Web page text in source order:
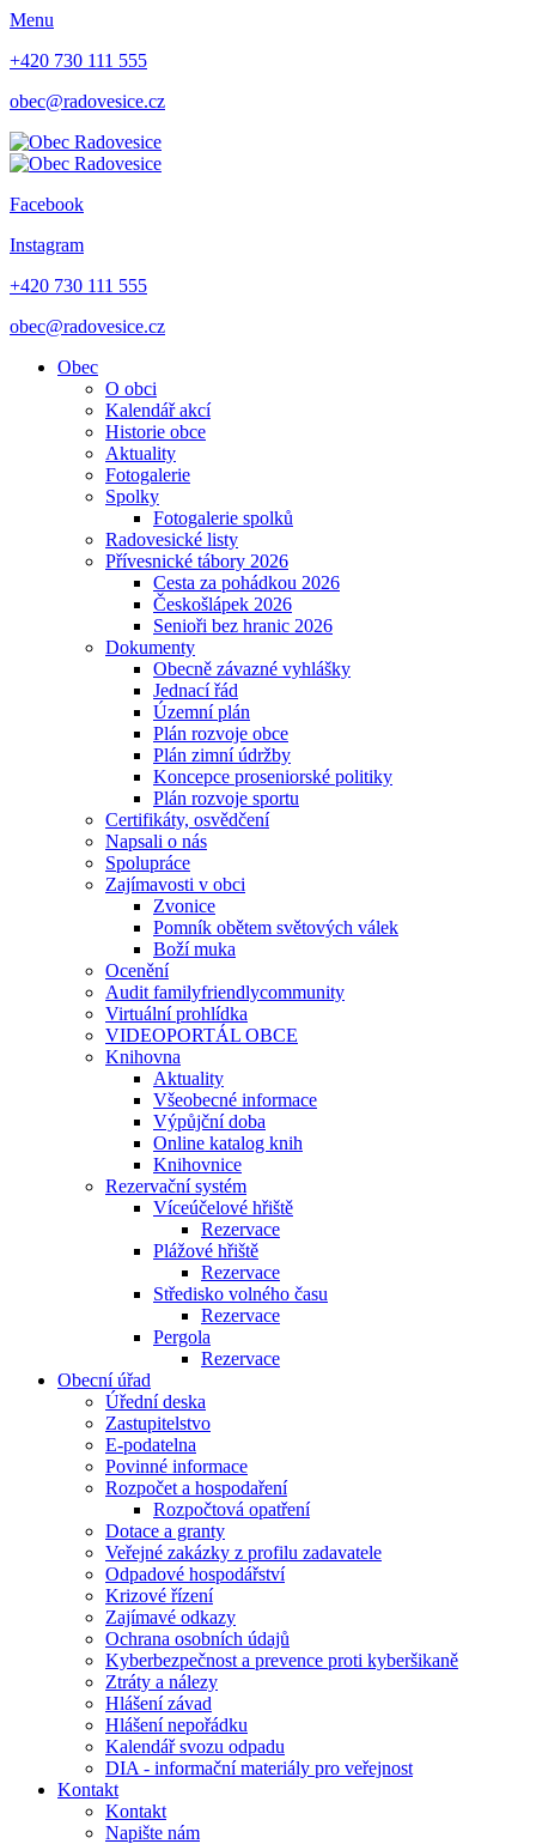
Menu
+420 730 111 555
obec@radovesice.cz
Facebook
Instagram
+420 730 111 555
obec@radovesice.cz
Obec
O obci
Kalendář akcí
Historie obce
Aktuality
Fotogalerie
Spolky
Fotogalerie spolků
Radovesické listy
Přívesnické tábory 2026
Cesta za pohádkou 2026
Českošlápek 2026
Senioři bez hranic 2026
Dokumenty
Obecně závazné vyhlášky
Jednací řád
Územní plán
Plán rozvoje obce
Plán zimní údržby
Koncepce proseniorské politiky
Plán rozvoje sportu
Certifikáty, osvědčení
Napsali o nás
Spolupráce
Zajímavosti v obci
Zvonice
Pomník obětem světových válek
Boží muka
Ocenění
Audit familyfriendlycommunity
Virtuální prohlídka
VIDEOPORTÁL OBCE
Knihovna
Aktuality
Všeobecné informace
Výpůjční doba
Online katalog knih
Knihovnice
Rezervační systém
Víceúčelové hřiště
Rezervace
Plážové hřiště
Rezervace
Středisko volného času
Rezervace
Pergola
Rezervace
Obecní úřad
Úřední deska
Zastupitelstvo
E-podatelna
Povinné informace
Rozpočet a hospodaření
Rozpočtová opatření
Dotace a granty
Veřejné zakázky z profilu zadavatele
Odpadové hospodářství
Krizové řízení
Zajímavé odkazy
Ochrana osobních údajů
Kyberbezpečnost a prevence proti kyberšikaně
Ztráty a nálezy
Hlášení závad
Hlášení nepořádku
Kalendář svozu odpadu
DIA - informační materiály pro veřejnost
Kontakt
Kontakt
Napište nám